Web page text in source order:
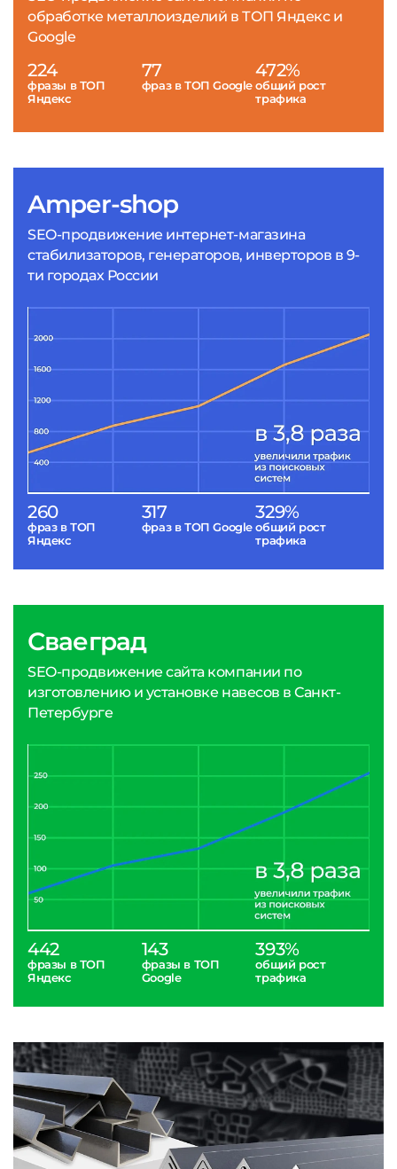
Amper-shop
SEO-продвижение интернет-магазина
стабилизаторов, генераторов, инверторов в 9-
ти городах России
260
фраз в ТОП
Яндекс
317
фраз в ТОП Google
329%
общий рост
трафика
обработке металлоизделий в ТОП Яндекс и
Google
224
фразы в ТОП
Яндекс
77
фраз в ТОП Google
472%
общий рост
трафика
Сваеград
SEO-продвижение сайта компании по
изготовлению и установке навесов в Санкт-
Петербурге
442
фразы в ТОП
Яндекс
143
фразы в ТОП
Google
393%
общий рост
трафика